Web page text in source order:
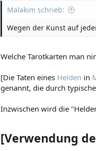
Malakim schrieb:
Wegen der Kunst auf
Welche Tarotkarten man
[Die Taten eines Helden in
genannt, die durch
Inzwischen wird die
[Verwendung